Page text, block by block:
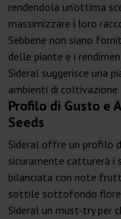
rendendola un'ottima
massimizzare i loro
Sebbene non siano
delle piante e i
Sideral suggerisce una
ambienti di coltivazione.
Profilo di Gusto e
Seeds
Sideral offre un profilo
sicuramente catturerà i
bilanciata con note
sottile sottofondo
Sideral un must-try per